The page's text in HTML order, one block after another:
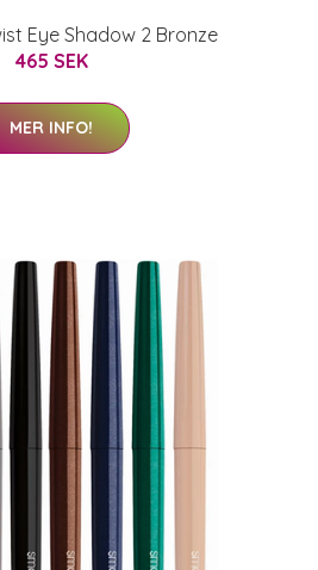
Eye Shadow 2 Bronze
465 SEK
MER INFO!